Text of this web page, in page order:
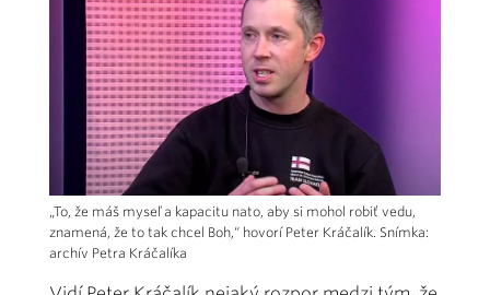
„To, že máš myseľ a kapacitu nato, aby si mohol robiť vedu,
znamená, že to tak chcel Boh,“ hovorí Peter Kráčalík. Snímka:
archív Petra Kráčalíka